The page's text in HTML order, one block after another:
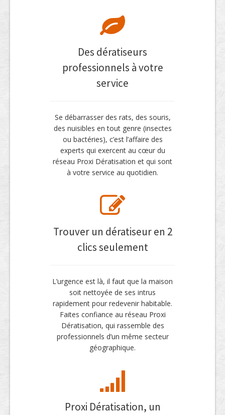
Des dératiseurs
professionnels à votre
service
Se débarrasser des rats, des souris,
des nuisibles en tout genre (insectes
ou bactéries), c’est l’affaire des
experts qui exercent au cœur du
réseau Proxi Dératisation et qui sont
à votre service au quotidien.
Trouver un dératiseur en 2
clics seulement
L’urgence est là, il faut que la maison
soit nettoyée de ses intrus
rapidement pour redevenir habitable.
Faites confiance au réseau Proxi
Dératisation, qui rassemble des
professionnels d’un même secteur
géographique.
Proxi Dératisation, un